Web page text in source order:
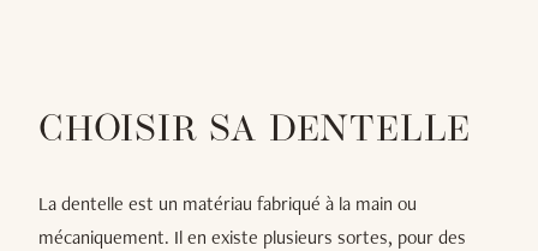
CHOISIR SA DENTELLE
La dentelle est un matériau fabriqué à la main ou
mécaniquement. Il en existe plusieurs sortes, pour des